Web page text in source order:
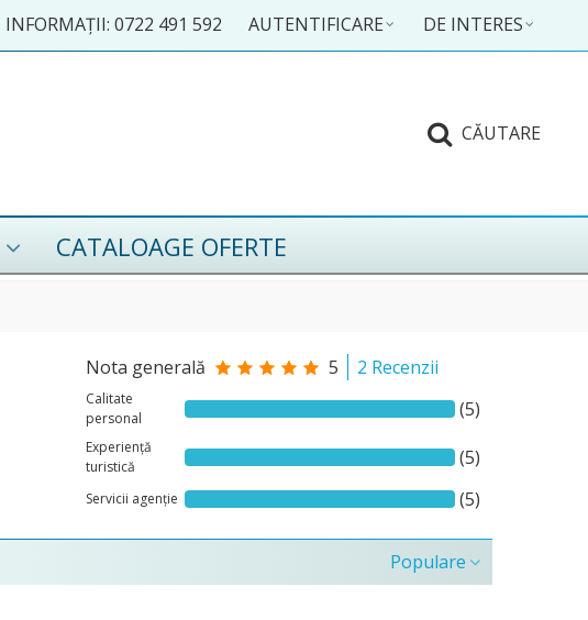
INFORMAȚII: 0722 491 592 AUTENTIFICARE DE INTERES
CĂUTARE
CATALOAGE OFERTE
Nota generală 5 2 Recenzii
Calitate
personal
(5)
Experiență
turistică
(5)
Servicii agenție (5)
Populare